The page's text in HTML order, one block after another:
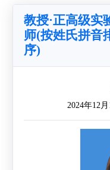
教授·正高级实
师(按姓氏拼音
序)
2024年12